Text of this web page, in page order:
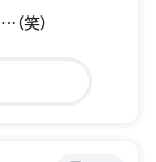
笑）